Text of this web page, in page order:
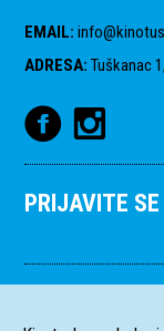
EMAIL:
ADRESA: Tuškanac
PRIJAVITE